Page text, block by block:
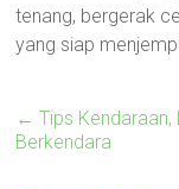
tenang, bergerak
yang siap
← Tips
Berkendara